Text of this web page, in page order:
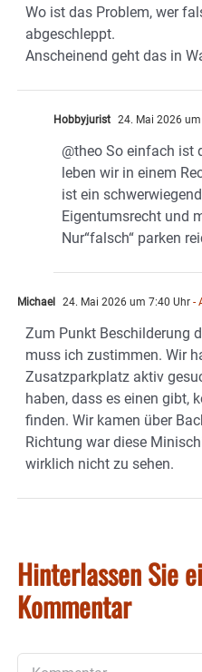
Wo ist das Problem, wer
abgeschleppt.
Anscheinend geht das in
Hobbyjurist 24. Mai 2026
@theo So einfach ist
leben wir in einem
ist ein
Eigentumsrecht und
Nur“falsch“ parken
Michael 24. Mai 2026 um 7:40 Uhr -
Zum Punkt Beschilderung
muss ich zustimmen. Wir
Zusatzparkplatz aktiv
haben, dass es einen gibt,
finden. Wir kamen über
Richtung war diese
wirklich nicht zu sehen.
Hinterlassen Sie
Kommentar